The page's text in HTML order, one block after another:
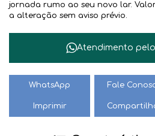
jornada rumo ao seu novo lar.
a alteração sem aviso prévio.
Atendimento pelo
WhatsApp Fale
Imprimir